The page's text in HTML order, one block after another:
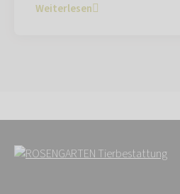
Weiterlesen